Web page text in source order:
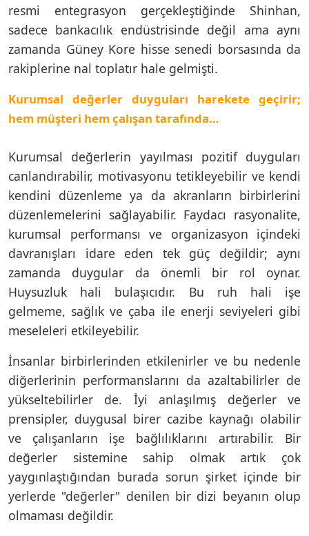
resmi entegrasyon gerçekleştiğinde Shinhan,
sadece bankacılık endüstrisinde değil ama aynı
zamanda Güney Kore hisse senedi borsasında da
rakiplerine nal toplatır hale gelmişti.
Kurumsal değerler duyguları harekete geçirir;
hem müşteri hem çalışan tarafında…
Kurumsal değerlerin yayılması pozitif duyguları
canlandırabilir, motivasyonu tetikleyebilir ve kendi
kendini düzenleme ya da akranların birbirlerini
düzenlemelerini sağlayabilir. Faydacı rasyonalite,
kurumsal performansı ve organizasyon içindeki
davranışları idare eden tek güç değildir; aynı
zamanda duygular da önemli bir rol oynar.
Huysuzluk hali bulaşıcıdır. Bu ruh hali işe
gelmeme, sağlık ve çaba ile enerji seviyeleri gibi
meseleleri etkileyebilir.
İnsanlar birbirlerinden etkilenirler ve bu nedenle
diğerlerinin performanslarını da azaltabilirler de
yükseltebilirler de. İyi anlaşılmış değerler ve
prensipler, duygusal birer cazibe kaynağı olabilir
ve çalışanların işe bağlılıklarını artırabilir. Bir
değerler sistemine sahip olmak artık çok
yaygınlaştığından burada sorun şirket içinde bir
yerlerde "değerler" denilen bir dizi beyanın olup
olmaması değildir.